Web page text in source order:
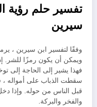
تفسير حلم رؤية
سيرين
وفقًا لتفسير ابن سيرين ،
ويمكن أن يكون رمزًا للشر.
فهذا يشير إلى الحاجة إلى
سقطت الذباب على أمواله ،
قبل الناس من حوله. وإذا
والفخر والبركة.